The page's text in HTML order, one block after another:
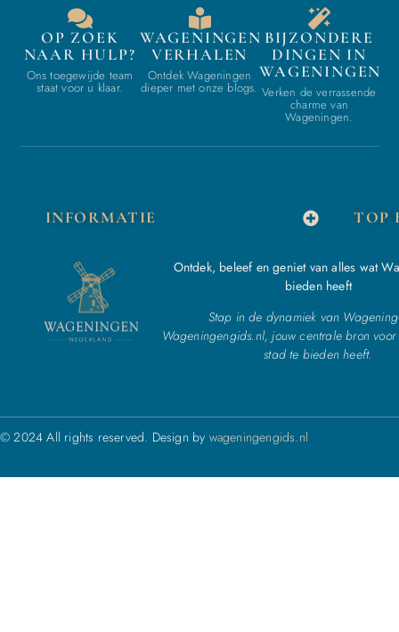
OP ZOEK
NAAR HULP?
Ons toegewijde team
staat voor u klaar.
WAGENINGEN
VERHALEN
Ontdek Wageningen
dieper met onze blogs.
BIJZONDERE
DINGEN IN
WAGENINGEN
Verken de verrassende
charme van
Wageningen.
INFORMATIE TOP
Ontdek, beleef en geniet van alles wat
bieden heeft
Stap in de dynamiek van
Wageningengids.nl, jouw centrale bron
stad te bieden heeft.
© 2024 All rights reserved. Design by wageningengids.nl